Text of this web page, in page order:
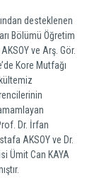
desteklenen
Bölümü Öğretim
ve Arş. Gör.
Kore Mutfağı
Dr. İrfan
AKSOY ve Dr.
Ümit Can KAYA